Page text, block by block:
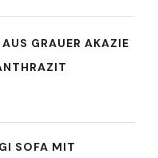
GRAUER AKAZIE
SOFA MIT